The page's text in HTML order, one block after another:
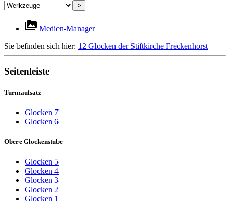
>
Medien-Manager
Sie befinden sich hier: 12 Glocken der Stiftkirche Freckenhorst
Seitenleiste
Turmaufsatz
Glocken 7
Glocken 6
Obere Glockenstube
Glocken 5
Glocken 4
Glocken 3
Glocken 2
Glocken 1